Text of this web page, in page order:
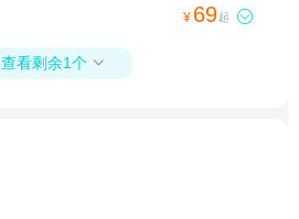
¥ 69起 
查看剩余1个 